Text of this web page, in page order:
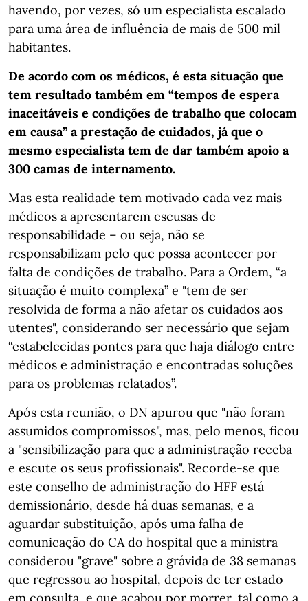
havendo, por vezes, só um especialista escalado
para uma área de influência de mais de 500 mil
habitantes.
De acordo com os médicos, é esta situação que
tem resultado também em “tempos de espera
inaceitáveis e condições de trabalho que colocam
em causa” a prestação de cuidados, já que o
mesmo especialista tem de dar também apoio a
300 camas de internamento.
Mas esta realidade tem motivado cada vez mais
médicos a apresentarem escusas de
responsabilidade – ou seja, não se
responsabilizam pelo que possa acontecer por
falta de condições de trabalho. Para a Ordem, “a
situação é muito complexa” e "tem de ser
resolvida de forma a não afetar os cuidados aos
utentes", considerando ser necessário que sejam
“estabelecidas pontes para que haja diálogo entre
médicos e administração e encontradas soluções
para os problemas relatados”.
Após esta reunião, o DN apurou que "não foram
assumidos compromissos", mas, pelo menos, ficou
a "sensibilização para que a administração receba
e escute os seus profissionais". Recorde-se que
este conselho de administração do HFF está
demissionário, desde há duas semanas, e a
aguardar substituição, após uma falha de
comunicação do CA do hospital que a ministra
considerou "grave" sobre a grávida de 38 semanas
que regressou ao hospital, depois de ter estado